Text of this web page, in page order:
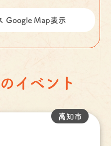
Google Map表示
イベント
高知市